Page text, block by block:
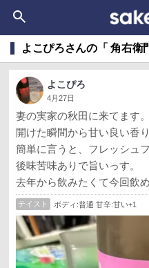
よこぴろさんの「 角右衛
よこぴろ
4月27日
妻の実家の秋田に来てます。
開けた瞬間から甘い良い香り
簡単に言うと、フレッシュ
後味苦味ありで旨いっす。
去年から飲みたくて今回飲
テイスト ボディ:普通 甘辛:甘い+1